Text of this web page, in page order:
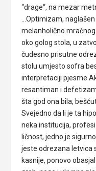
“drage“, na mezar
…Optimizam,
melanholično
oko golog stola, u
čudesno prisutne
stolu umjesto sofra
interpretaciji pjesme
resantiman i
šta god ona bila,
Svejedno da li je ta
neka institucija,
ličnost, jedno je
jeste odrezana letvica
kasnije, ponovo